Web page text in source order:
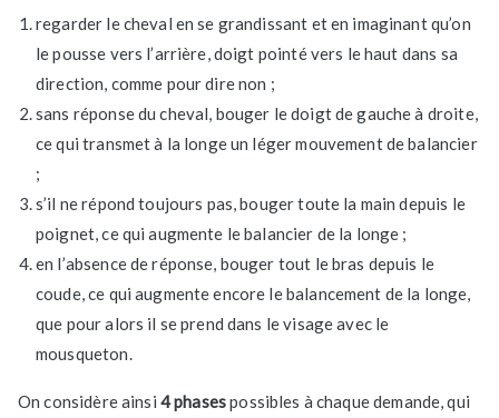
regarder le cheval en se grandissant et en imaginant qu’on
le pousse vers l’arrière, doigt pointé vers le haut dans sa
direction, comme pour dire non ;
sans réponse du cheval, bouger le doigt de gauche à droite,
ce qui transmet à la longe un léger mouvement de balancier
;
s’il ne répond toujours pas, bouger toute la main depuis le
poignet, ce qui augmente le balancier de la longe ;
en l’absence de réponse, bouger tout le bras depuis le
coude, ce qui augmente encore le balancement de la longe,
que pour alors il se prend dans le visage avec le
mousqueton.
On considère ainsi 4 phasespossibles à chaque demande, qui